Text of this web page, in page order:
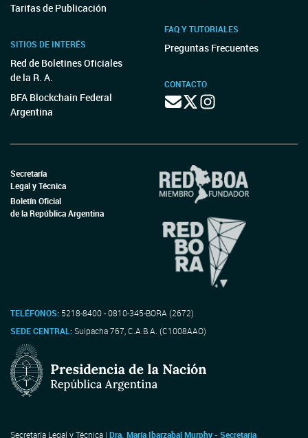
Tarifas de Publicación
SITIOS DE INTERÉS
Red de Boletines Oficiales
de la R. A.
BFA Blockchain Federal
Argentina
FAQ Y TUTORIALES
Preguntas Frecuentes
CONTACTO
Secretaría
Legal y Técnica
Boletín Oficial
de la República Argentina
TELÉFONOS: 5218-8400 - 0810-345-BORA (2672)
SEDE CENTRAL:Suipacha 767, C.A.B.A. (C1008AAO)
Secretaría Legal y Técnica | Dra. María Ibarzabal Murphy - Secretaria